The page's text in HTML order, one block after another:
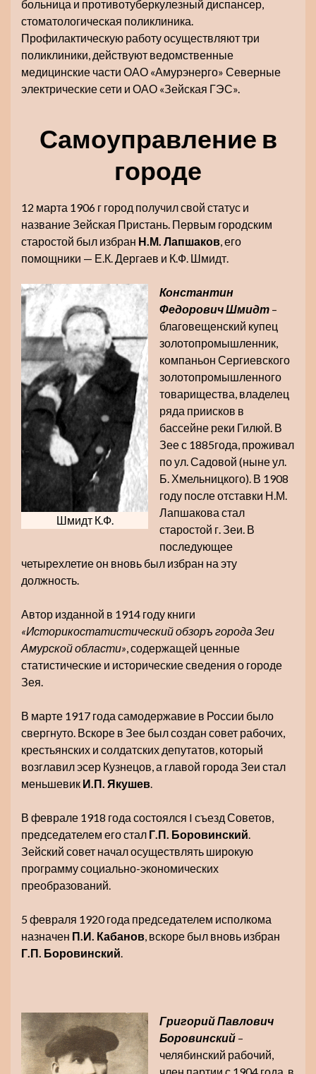
больница и противотуберкулезный диспансер,
стоматологическая поликлиника.
Профилактическую работу осуществляют три
поликлиники, действуют ведомственные
медицинские части ОАО «Амурэнерго» Северные
электрические сети и ОАО «Зейская ГЭС».
Самоуправление в
городе
12 марта 1906 г город получил свой статус и
название Зейская Пристань. Первым городским
старостой был избран Н.М. Лапшаков, его
помощники — Е.К. Дергаев и К.Ф. Шмидт.
Шмидт К.Ф.
Константин
Федорович Шмидт –
благовещенский купец
золотопромышленник,
компаньон Сергиевского
золотопромышленного
товарищества, владелец
ряда приисков в
бассейне реки Гилюй. В
Зее с 1885года, проживал
по ул. Садовой (ныне ул.
Б. Хмельницкого). В 1908
году после отставки Н.М.
Лапшакова стал
старостой г. Зеи. В
последующее
четырехлетие он вновь был избран на эту
должность.
Автор изданной в 1914 году книги
«Историкостатистический обзоръ города Зеи
Амурской области», содержащей ценные
статистические и исторические сведения о городе
Зея.
В марте 1917 года самодержавие в России было
свергнуто. Вскоре в Зее был создан совет рабочих,
крестьянских и солдатских депутатов, который
возглавил эсер Кузнецов, а главой города Зеи стал
меньшевик И.П. Якушев.
В феврале 1918 года состоялся I съезд Советов,
председателем его стал Г.П. Боровинский.
Зейский совет начал осуществлять широкую
программу социально-экономических
преобразований.
5 февраля 1920 года председателем исполкома
назначен П.И. Кабанов, вскоре был вновь избран
Г.П. Боровинский.
Григорий Павлович
Боровинский –
челябинский рабочий,